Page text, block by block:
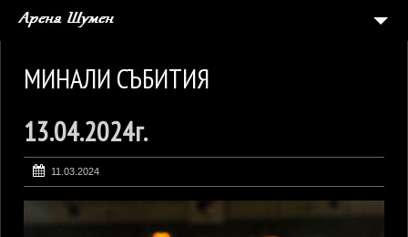
СЪБИТИЯ
АРЕНАТА
ГАЛЕРИЯ
КОНТАКТИ
МИНАЛИ СЪБИТИЯ
13.04.2024г.
11.03.2024